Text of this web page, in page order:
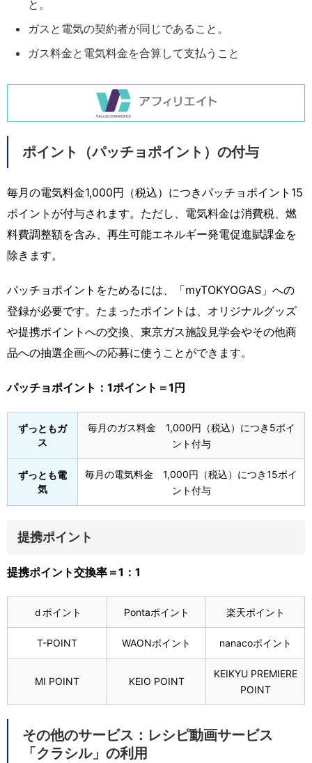
と。
ガスと電気の契約者が同じであること。
ガス料金と電気料金を合算して支払うこと
ポイント（パッチョポイント）の付与
毎月の電気料金1,000円（税込）につきパッチョポイント15
ポイントが付与されます。ただし、電気料金は消費税、燃
料費調整額を含み、再生可能エネルギー発電促進賦課金を
除きます。
パッチョポイントをためるには、「myTOKYOGAS」への
登録が必要です。たまったポイントは、オリジナルグッズ
や提携ポイントへの交換、東京ガス施設見学会やその他商
品への抽選企画への応募に使うことができます。
パッチョポイント：1ポイント＝1円
ずっともガ
ス
毎月のガス料金 1,000円（税込）につき5ポイ
ント付与
ずっとも電
気
毎月の電気料金 1,000円（税込）につき15ポイ
ント付与
提携ポイント
提携ポイント交換率＝1：1
ｄポイント Pontaポイント 楽天ポイント
T-POINT WAONポイント nanacoポイント
MI POINT KEIO POINT
KEIKYU PREMIERE
POINT
その他のサービス：レシピ動画サービス
「クラシル」の利用